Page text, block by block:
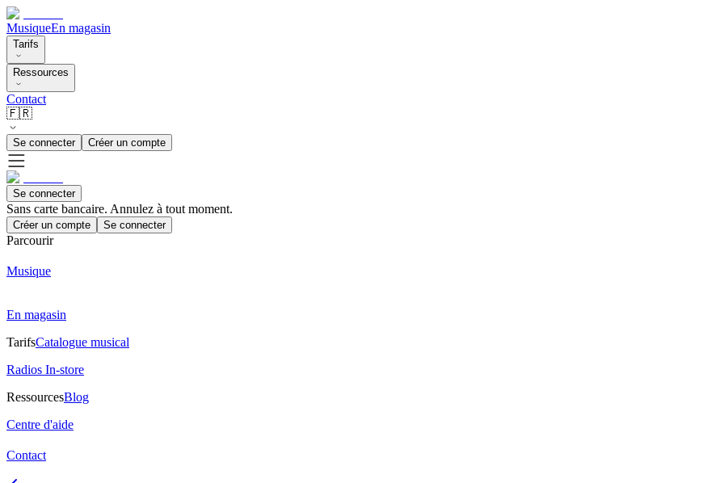
MusiqueEn magasin
Tarifs
Ressources
Contact
🇫🇷
Se connecter Créer un compte
Se connecter
Sans carte bancaire. Annulez à tout moment.
Créer un compte Se connecter
Parcourir
Musique
En magasin
TarifsCatalogue musical
Radios In-store
RessourcesBlog
Centre d'aide
Contact